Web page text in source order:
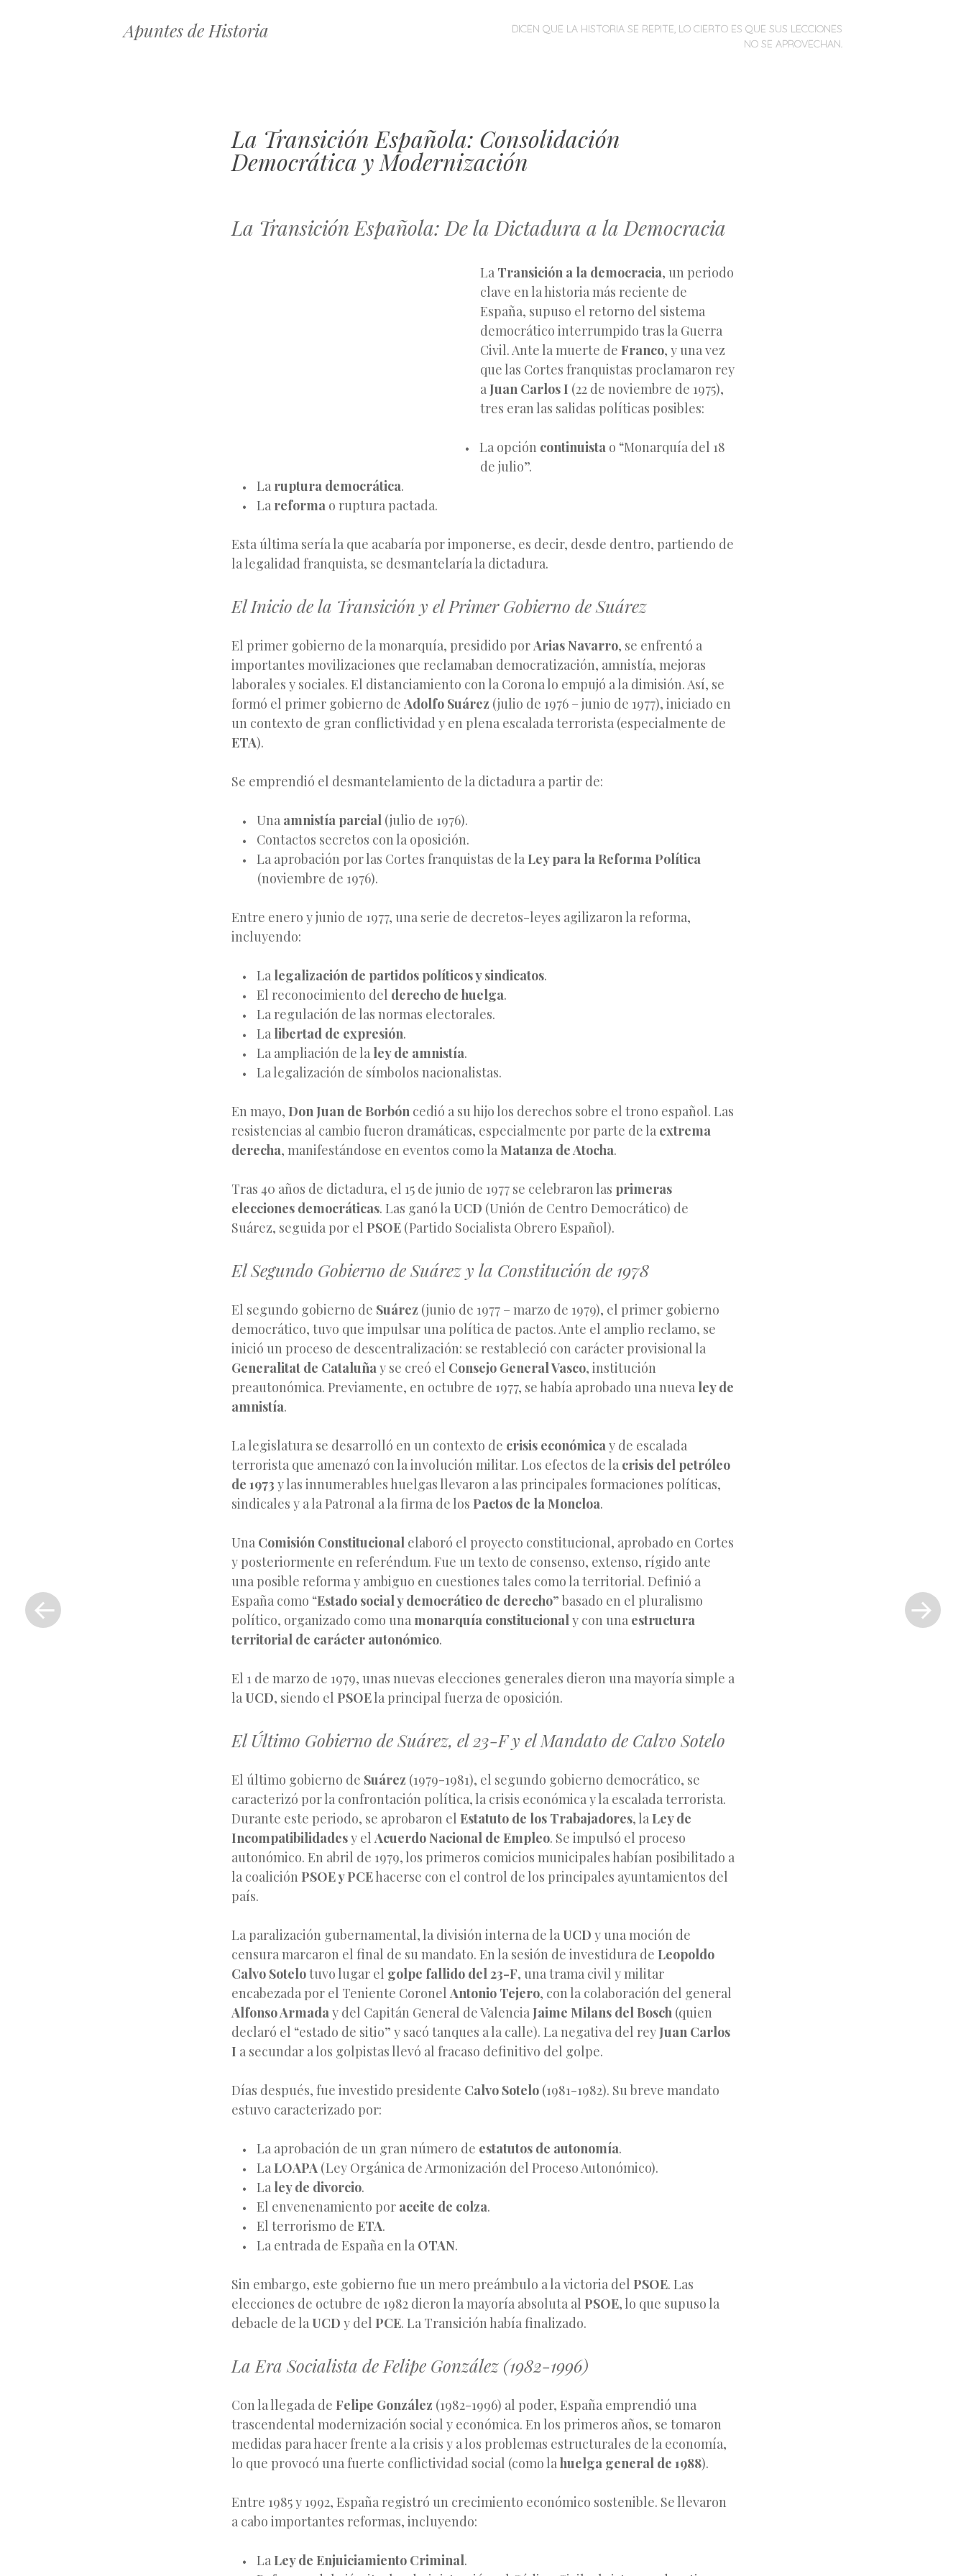
Apuntes de Historia MENÚ
SALTARDICEN QUE LA HISTORIA SE REPITE, LO CIERTO ES QUE SUS LECCIONES
NO SE APROVECHAN.
La Transición Española: Consolidación
Democrática y Modernización
La Transición Española: De la Dictadura a la Democracia
La Transición a la democracia, un periodo
clave en la historia más reciente de
España, supuso el retorno del sistema
democrático interrumpido tras la Guerra
Civil. Ante la muerte de Franco, y una vez
que las Cortes franquistas proclamaron rey
a Juan Carlos I (22 de noviembre de 1975),
tres eran las salidas políticas posibles:
La opción continuista o “Monarquía del 18
de julio”.
La ruptura democrática.
La reforma o ruptura pactada.
Esta última sería la que acabaría por imponerse, es decir, desde dentro, partiendo de
la legalidad franquista, se desmantelaría la dictadura.
El Inicio de la Transición y el Primer Gobierno de Suárez
El primer gobierno de la monarquía, presidido porArias Navarro, se enfrentó a
importantes movilizaciones que reclamaban democratización, amnistía, mejoras
laborales y sociales. El distanciamiento con la Corona lo empujó a la dimisión. Así, se
formó el primer gobierno de Adolfo Suárez (julio de 1976 – junio de 1977), iniciado en
un contexto de gran conflictividad y en plena escalada terrorista (especialmente de
ETA).
Se emprendió el desmantelamiento de la dictadura a partir de:
Una amnistía parcial (julio de 1976).
Contactos secretos con la oposición.
La aprobación por las Cortes franquistas de laLey para la Reforma Política
(noviembre de 1976).
Entre enero y junio de 1977, una serie de decretos-leyes agilizaron la reforma,
incluyendo:
La legalización de partidos políticos y sindicatos.
El reconocimiento del derecho de huelga.
La regulación de las normas electorales.
La libertad de expresión.
La ampliación de la ley de amnistía.
La legalización de símbolos nacionalistas.
En mayo, Don Juan de Borbón cedió a su hijo los derechos sobre el trono español. Las
resistencias al cambio fueron dramáticas, especialmente por parte de la extrema
derecha, manifestándose en eventos como la Matanza de Atocha.
Tras 40 años de dictadura, el 15 de junio de 1977 se celebraron las primeras
elecciones democráticas. Las ganó la UCD (Unión de Centro Democrático) de
Suárez, seguida por el PSOE (Partido Socialista Obrero Español).
El Segundo Gobierno de Suárez y la Constitución de 1978
El segundo gobierno de Suárez (junio de 1977 – marzo de 1979), el primer gobierno
democrático, tuvo que impulsar una política de pactos. Ante el amplio reclamo, se
inició un proceso de descentralización: se restableció con carácter provisional la
Generalitat de Cataluñay se creó el Consejo General Vasco, institución
preautonómica. Previamente, en octubre de 1977, se había aprobado una nueva ley de
amnistía.
La legislatura se desarrolló en un contexto de crisis económicay de escalada
terrorista que amenazó con la involución militar. Los efectos de la crisis del petróleo
de 1973 y las innumerables huelgas llevaron a las principales formaciones políticas,
sindicales y a la Patronal a la firma de los Pactos de la Moncloa.
Una Comisión Constitucional elaboró el proyecto constitucional, aprobado en Cortes
y posteriormente en referéndum. Fue un texto de consenso, extenso, rígido ante
una posible reforma y ambiguo en cuestiones tales como la territorial. Definió a
España como “Estado social y democrático de derecho” basado en el pluralismo
político, organizado como una monarquía constitucionaly con una estructura
territorial de carácter autonómico.
El 1 de marzo de 1979, unas nuevas elecciones generales dieron una mayoría simple a
la UCD, siendo el PSOEla principal fuerza de oposición.
El Último Gobierno de Suárez, el 23-F y el Mandato de Calvo Sotelo
El último gobierno de Suárez (1979-1981), el segundo gobierno democrático, se
caracterizó por la confrontación política, la crisis económica y la escalada terrorista.
Durante este periodo, se aprobaron el Estatuto de los Trabajadores, laLey de
Incompatibilidadesy el Acuerdo Nacional de Empleo. Se impulsó el proceso
autonómico. En abril de 1979, los primeros comicios municipales habían posibilitado a
la coalición PSOE y PCEhacerse con el control de los principales ayuntamientos del
país.
La paralización gubernamental, la división interna de la UCD y una moción de
censura marcaron el final de su mandato. En la sesión de investidura de Leopoldo
Calvo Sotelotuvo lugar el golpe fallido del 23-F, una trama civil y militar
encabezada por el Teniente Coronel Antonio Tejero, con la colaboración del general
Alfonso Armaday del Capitán General de Valencia Jaime Milans del Bosch (quien
declaró el “estado de sitio” y sacó tanques a la calle). La negativa del rey Juan Carlos
I a secundar a los golpistas llevó al fracaso definitivo del golpe.
Días después, fue investido presidente Calvo Sotelo (1981-1982). Su breve mandato
estuvo caracterizado por:
La aprobación de un gran número de estatutos de autonomía.
LaLOAPA (Ley Orgánica de Armonización del Proceso Autonómico).
La ley de divorcio.
El envenenamiento por aceite de colza.
El terrorismo de ETA.
La entrada de España en la OTAN.
Sin embargo, este gobierno fue un mero preámbulo a la victoria del PSOE. Las
elecciones de octubre de 1982 dieron la mayoría absoluta al PSOE, lo que supuso la
debacle de la UCD y del PCE. La Transición había finalizado.
La Era Socialista de Felipe González (1982-1996)
Con la llegada de Felipe González (1982-1996) al poder, España emprendió una
trascendental modernización social y económica. En los primeros años, se tomaron
medidas para hacer frente a la crisis y a los problemas estructurales de la economía,
lo que provocó una fuerte conflictividad social (como lahuelga general de 1988).
Entre 1985 y 1992, España registró un crecimiento económico sostenible. Se llevaron
a cabo importantes reformas, incluyendo:
LaLey de Enjuiciamiento Criminal.
Entrada
anterior
entrada